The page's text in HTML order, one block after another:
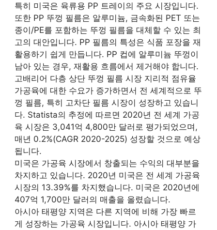
특히 미국은 육류용 PP 트레이의 주요 시장입니다.
또한 PP 뚜껑 필름은 알루미늄, 금속화된 PET 또는
종이/PE를 포함하는 뚜껑 필름을 대체할 수 있는 최
고의 대안입니다. PP 필름의 특성은 식품 포장을 재
활용하기 쉽게 만듭니다. PP 컵에 알루미늄 뚜껑이
남아 있는 경우, 재활용 흐름에서 제거해야 합니다.
고배리어 다층 상단 뚜껑 필름 시장 지리적 점유율
가공육에 대한 수요가 증가하면서 전 세계적으로 뚜
껑 필름, 특히 고차단 필름 시장이 성장하고 있습니
다. Statista의 추정에 따르면 2020년 전 세계 가공
육 시장은 3,041억 4,800만 달러로 평가되었으며,
매년 0.2%(CAGR 2020-2025) 성장할 것으로 예상
됩니다.
미국은 가공육 시장에서 창출되는 수익의 대부분을
차지하고 있습니다. 2020년 미국은 전 세계 가공육
시장의 13.39%를 차지했습니다. 미국은 2020년에
407억 1,700만 달러의 매출을 올렸습니다.
아시아 태평양 지역은 다른 지역에 비해 가장 빠르
게 성장하는 가공육 시장입니다. 아시아 태평양 가